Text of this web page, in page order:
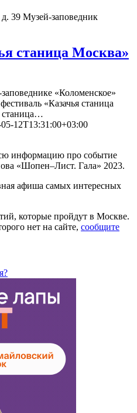
39 Музей-заповедник
станица Москва»
«Коломенское»
«Казачья станица
станица…
12T13:31:00+03:00
информацию про событие
«Шопен–Лист. Гала» 2023.
афиша самых интересных
которые пройдут в Москве.
нет на сайте, сообщите